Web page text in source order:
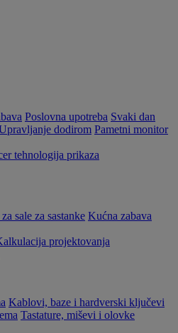
Poslovna upotreba Svaki dan
dodirom Pametni monitor
tehnologija prikaza
sale za sastanke Kućna zabava
projektovanja
Kablovi, baze i hardverski ključevi
Tastature, miševi i olovke